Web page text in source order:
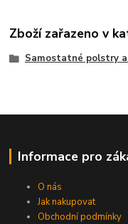
Zboží zařazeno v
Samostatné polstry
Informace pro
O nás
Jak nakupovat
Obchodní podmínky